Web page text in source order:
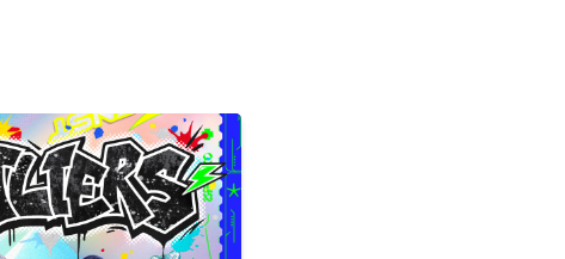
おさでい
とぅるりぷ -True&Lip